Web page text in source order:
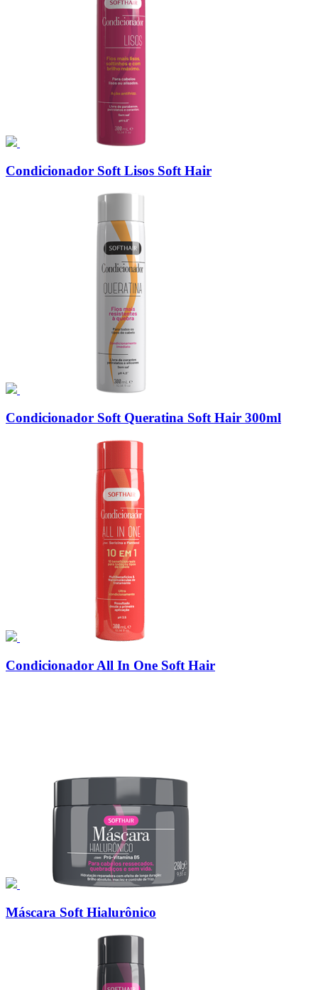
Condicionador Soft Lisos Soft Hair
Condicionador Soft Queratina Soft Hair 300ml
Condicionador All In One Soft Hair
Máscara Soft Hialurônico